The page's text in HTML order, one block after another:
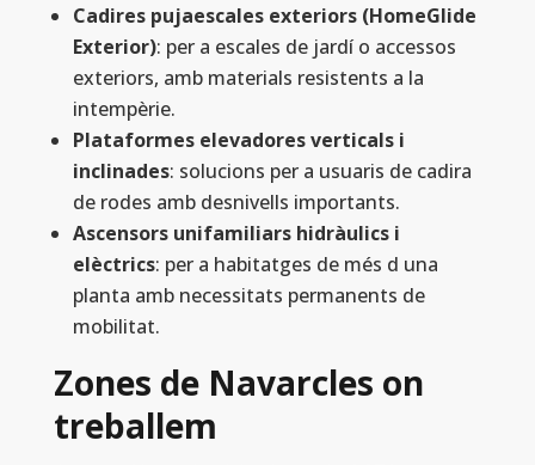
Cadires pujaescales exteriors (HomeGlide
Exterior): per a escales de jardí o accessos
exteriors, amb materials resistents a la
intempèrie.
Plataformes elevadores verticals i
inclinades: solucions per a usuaris de cadira
de rodes amb desnivells importants.
Ascensors unifamiliars hidràulics i
elèctrics: per a habitatges de més d una
planta amb necessitats permanents de
mobilitat.
Zones de Navarcles on
treballem